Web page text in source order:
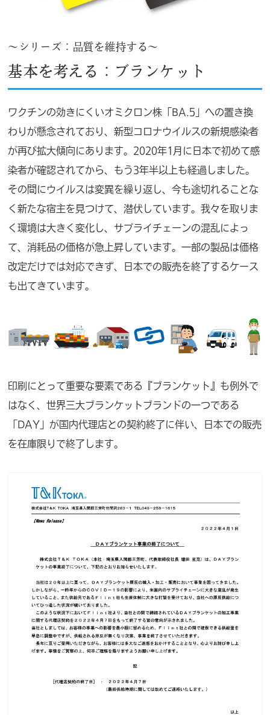
～シリーズ：品質を維持する～
基本を考える：ブランケット
ワクチンの効きにくいオミクロン株「BA.5」への置き換
わりが懸念されており、新型コロナウイルスの新規感染者
が再び拡大傾向にあります。2020年1月に日本で初めて感
染者が確認されてから、もう3年半以上も経過しました。
その間にウイルスは変異を繰り返し、今も途切れることな
く新たな宿主を見つけて、潜伏しています。我々を取りま
く環境は大きく変化し、サプライチェーンの混乱によっ
て、消耗品の価格が急上昇しています。一部の製品は価格
改定だけでは対応できず、日本での販売を終了するケース
も出てきています。
印刷にとって重要な要素である『ブランケット』も例外で
はなく、世界三大ブランケットブランドの一つである
「DAY」が国内代理店との契約終了に伴い、日本での販売
を在庫限りで終了します。